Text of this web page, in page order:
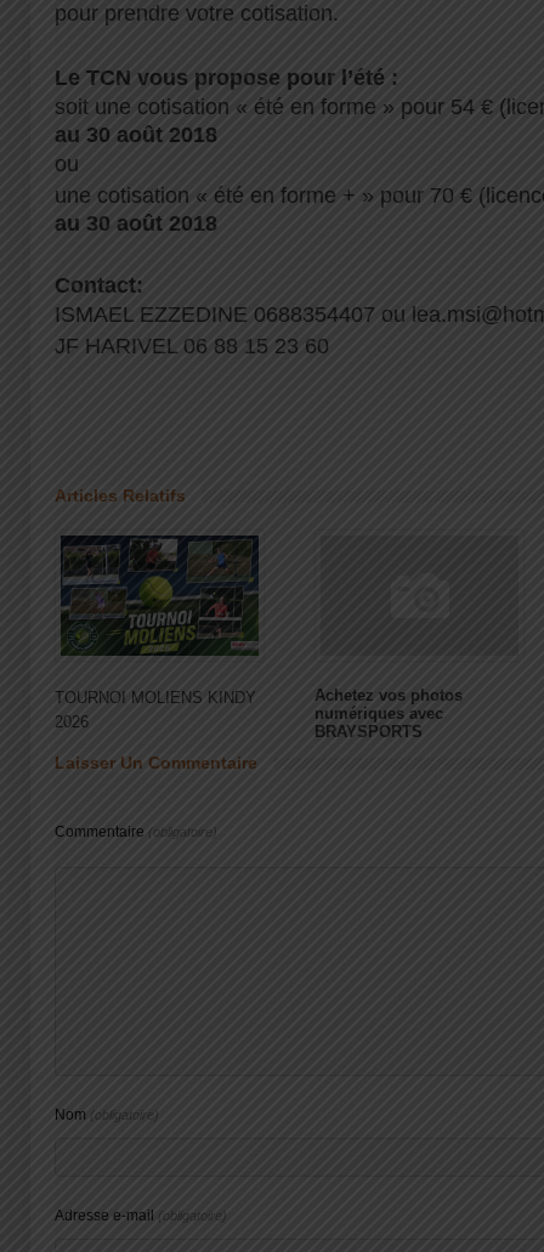
pour prendre votre cotisation.
Le TCN vous propose pour l’été :
soit une cotisation « été en forme » pour 54 €
au 30 août 2018
ou
une cotisation « été en forme + » pour 70 €
au 30 août 2018
Contact:
ISMAEL EZZEDINE 0688354407 ou
JF HARIVEL 06 88 15 23 60
Articles Relatifs
TOURNOI MOLIENS KINDY
2026
Achetez vos photos
numériques avec
BRAYSPORTS
Laisser Un Commentaire
Commentaire (obligatoire)
Nom (obligatoire)
Adresse e-mail (obligatoire)